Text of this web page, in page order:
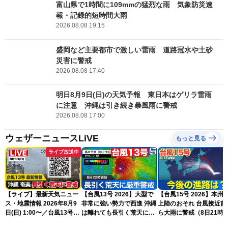
富山県で1時間に109mmの猛烈な雨 気象防災速
報・記録的短時間大雨
2026.08.08 19:15
盛岡など主要都市で激しい雷雨 道路冠水や土砂
災害に警戒
2026.08.08 17:40
明日8月9日(日)の天気予報 東日本はゲリラ雷雨
に注意 沖縄は引き続き暴風雨に警戒
2026.08.08 17:00
ウェザーニュースLiVE もっと見る
ライブ放送中
【ライブ】最新天気ニュー
ス・地震情報 2026年8月9
日(日) 1:00〜／台風13号・
【台風13号 2026】大型で
非常に強い勢力で西進 沖縄
は離れても長引く荒天に厳
【台風15号 2026】本州
上陸のおそれ 台風接近前
ら大雨に警戒（8日21時